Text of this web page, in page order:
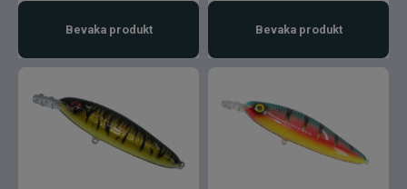
X ZoneBevaka produkt Bevaka produkt